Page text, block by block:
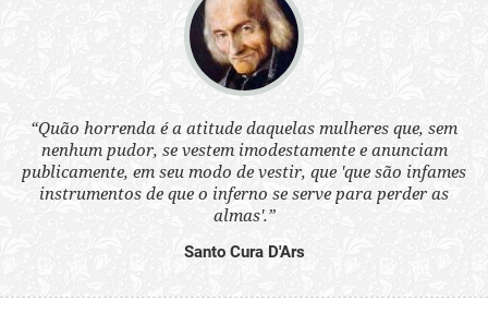
“Quão horrenda é a atitude daquelas mulheres que, sem
nenhum pudor, se vestem imodestamente e anunciam
publicamente, em seu modo de vestir, que 'que são infames
instrumentos de que o inferno se serve para perder as
almas'.”
Santo Cura D'Ars